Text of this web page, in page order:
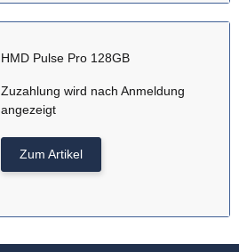
HMD Pulse Pro 128GB
Zuzahlung wird nach Anmeldung
angezeigt
Zum Artikel